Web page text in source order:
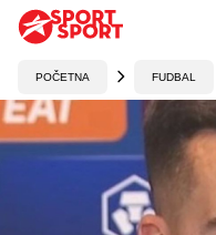
POČETNA FUDBAL